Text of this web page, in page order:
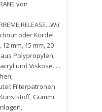
von
oder Kordel
, 12 mm, 15 mm,20
Polypropylen,
und Viskose. ...
Filterpatronen
, Gummi
,